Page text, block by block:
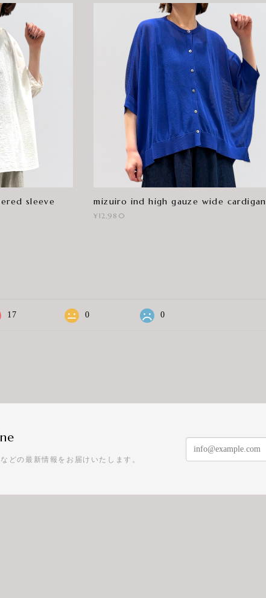
sleeve
mizuiro ind high gauze wide cardigan
¥12,980
17 0 0
どの最新情報をお届けいたします。